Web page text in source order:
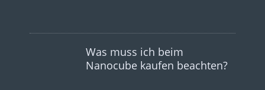
Was muss ich beim
Nanocube kaufen beachten?